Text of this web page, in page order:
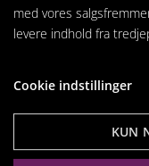
med vores
levere indhold fra
Cookie indstillinger
KUN